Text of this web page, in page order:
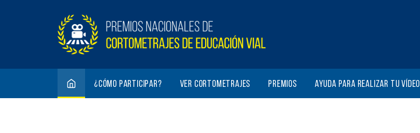
¿Cómo participar? Ver cortometrajes Premios Ayuda para realizar tu vídeo